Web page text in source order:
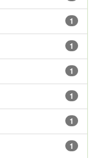
1
1
1
1
1
1